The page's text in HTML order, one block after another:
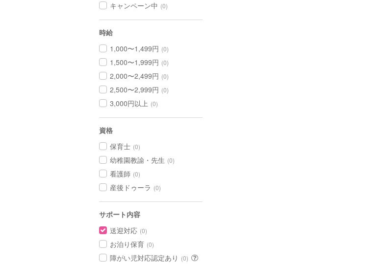
キャンペーン中 (0)
時給
1,000〜1,499円 (0)
1,500〜1,999円 (0)
2,000〜2,499円 (0)
2,500〜2,999円 (0)
3,000円以上 (0)
資格
保育士 (0)
幼稚園教諭・先生 (0)
看護師 (0)
産後ドゥーラ (0)
サポート内容
送迎対応 (0)
お泊り保育 (0)
障がい児対応認定あり (0)